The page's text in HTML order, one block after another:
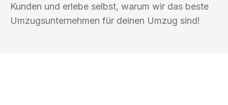
Kunden und erlebe selbst, warum wir das beste
Umzugsunternehmen für deinen Umzug sind!